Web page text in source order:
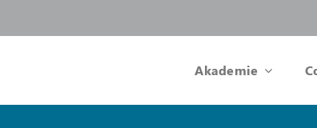
Akademie